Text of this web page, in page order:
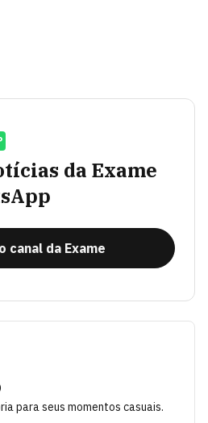
da Exame
canal da Exame
para seus momentos casuais.